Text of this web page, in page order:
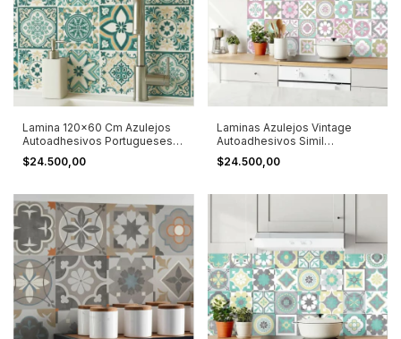
Lamina 120x60 Cm Azulejos
Autoadhesivos Portugueses
15x15cm Turquesa
$24.500,00
Laminas Azulejos Vintage
Autoadhesivos Simil
Calacareos 32 U Rosa
$24.500,00